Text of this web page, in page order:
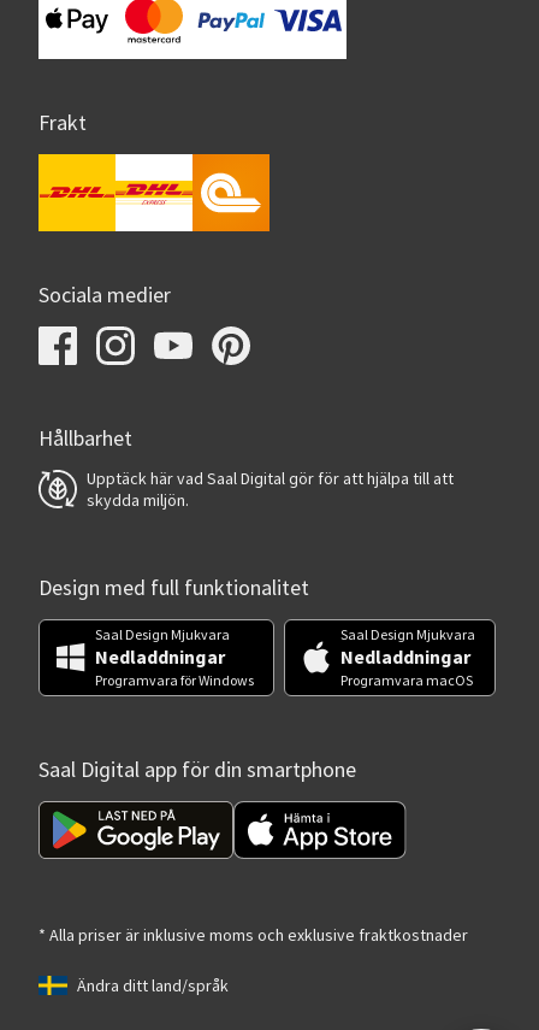
Frakt
Sociala medier
Hållbarhet
Upptäck här vad Saal Digital gör för att hjälpa till att
skydda miljön.
Design med full funktionalitet
Saal Design Mjukvara
Nedladdningar
Programvara för Windows
Saal Design Mjukvara
Nedladdningar
Programvara macOS
Saal Digital app för din smartphone
* Alla priser är inklusive moms och exklusive fraktkostnader
Ändra ditt land/språk